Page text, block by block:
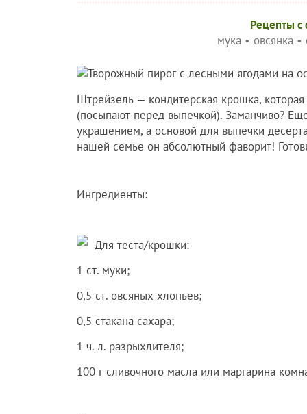
Рецепты c
мука• овсянка•
Штрейзель — кондитерская крошка,
(посыпают перед выпечкой). Заманчиво?
украшением, а основой для выпечки
нашей семье он абсолютный фаворит!
Ингредиенты:
Для теста/крошки:
1 ст. муки;
0,5 ст. овсяных хлопьев;
0,5 стакана сахара;
1 ч. л. разрыхлителя;
100 г сливочного масла или маргарина